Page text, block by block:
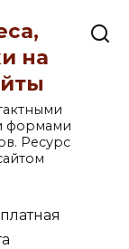
на
формами
Ресурс